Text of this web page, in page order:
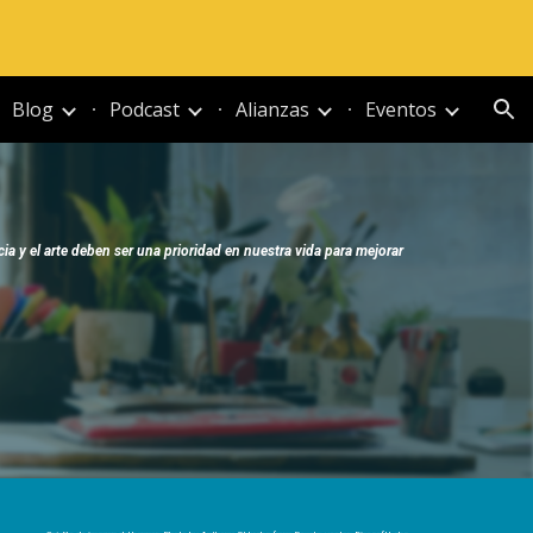
Blog Podcast Alianzas Eventos
y el arte deben ser una prioridad en nuestra vida para mejorar